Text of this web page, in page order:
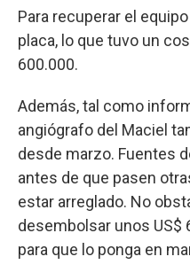
Para recuperar el
placa, lo que tuvo un
600.000.
Además, tal como
angiógrafo del Maciel
desde marzo. Fuentes
antes de que pasen
estar arreglado. No
desembolsar unos US$
para que lo ponga en